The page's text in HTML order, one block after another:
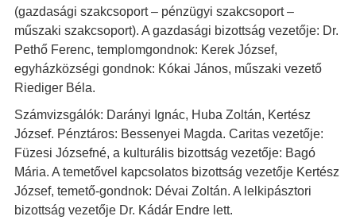
(gazdasági szakcsoport – pénzügyi szakcsoport –
műszaki szakcsoport). A gazdasági bizottság vezetője: Dr.
Pethő Ferenc, templomgondnok: Kerek József,
egyházközségi gondnok: Kókai János, műszaki vezető
Riediger Béla.
Számvizsgálók: Darányi Ignác, Huba Zoltán, Kertész
József. Pénztáros: Bessenyei Magda. Caritas vezetője:
Füzesi Józsefné, a kulturális bizottság vezetője: Bagó
Mária. A temetővel kapcsolatos bizottság vezetője Kertész
József, temető-gondnok: Dévai Zoltán. A lelkipásztori
bizottság vezetője Dr. Kádár Endre lett.